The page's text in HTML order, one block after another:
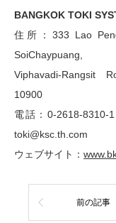
BANGKOK TOKI
住所：333 Lao
SoiChaypuang,
Viphavadi-Rangsit
10900
電話：0-2618-
toki@ksc.th.com
ウェブサイト：
前の記事